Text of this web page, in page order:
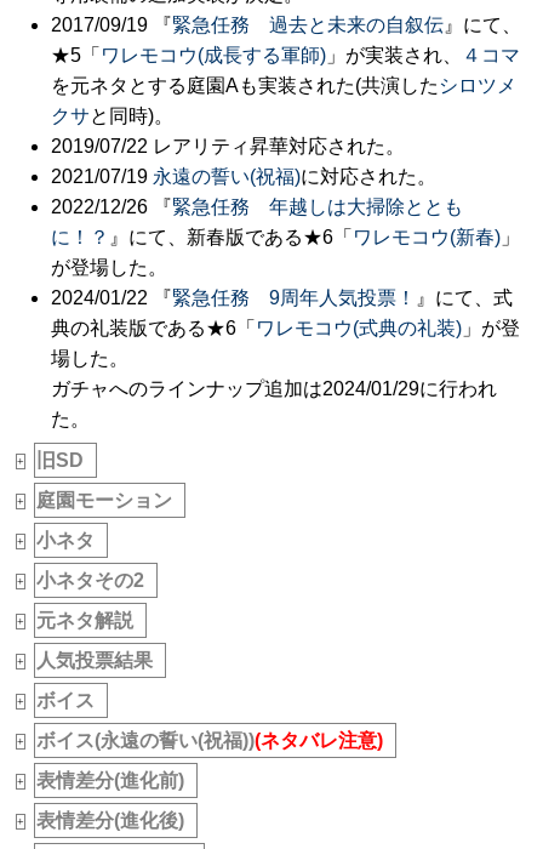
2017/09/19 『緊急任務 過去と未来の自叙伝 』にて、
★5「 ワレモコウ(成長する軍師) 」が実装され、
４コマ
を元ネタとする庭園Aも実装された(共演した シロツメ
クサと同時)。
2019/07/22 レアリティ昇華対応された。
2021/07/19 永遠の誓い(祝福)に対応された。
2022/12/26 『緊急任務 年越しは大掃除ととも
に！？ 』にて、新春版である★6「 ワレモコウ(新春) 」
が登場した。
2024/01/22 『緊急任務 9周年人気投票！
』にて、式
典の礼装版である★6「 ワレモコウ(式典の礼装) 」が登
場した。
ガチャへのラインナップ追加は2024/01/29に行われ
た。
+ 旧SD
+ 庭園モーション
+ 小ネタ
+ 小ネタその2
+ 元ネタ解説
+ 人気投票結果
+ ボイス
+ ボイス(永遠の誓い(祝福))(ネタバレ注意)
+ 表情差分(進化前)
+ 表情差分(進化後)